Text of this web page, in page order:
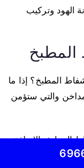
الهود وتركيب
المطبخ؟ إذا ما
والتي ستؤمن
المطبخ بالاضافة